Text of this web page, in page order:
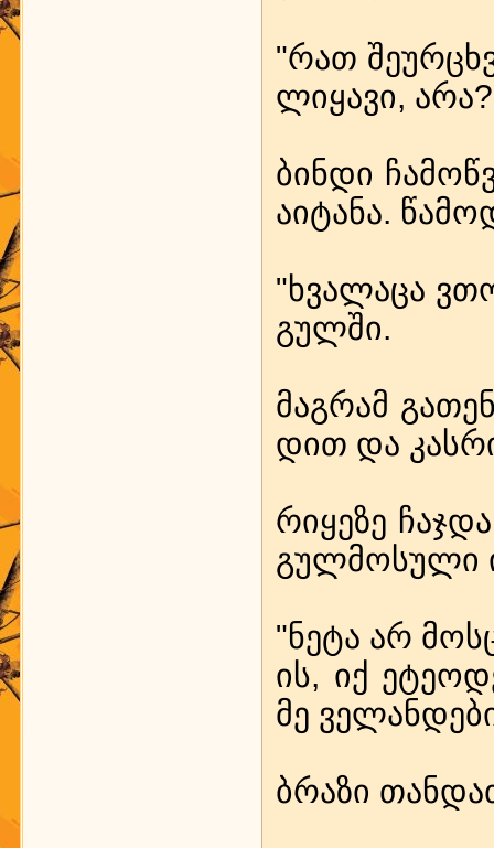
"რათ
ლი­ყა­ვი,
ბინ­დი
აიტ­ა­ნა.
"ხვა­ლა­ცა
გულ­ში.
მაგ­რამ
დით და
რი­ყე­ზე
გულ­მო­სუ­ლი
"ნე­ტა არ
ის, იქ
მე
ბრა­ზი